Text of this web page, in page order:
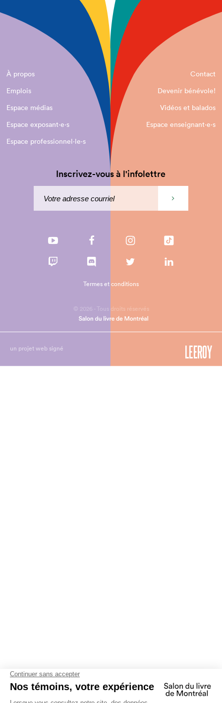
À propos
Contact
Emplois
Devenir bénévole!
Espace médias
Vidéos et balados
Espace exposant·e⋅s
Espace enseignant·e⋅s
Espace professionnel·le⋅s
Inscrivez-vous à l'infolettre
© 2026 - Tous droits réservés
Termes et conditions
un projet web signé